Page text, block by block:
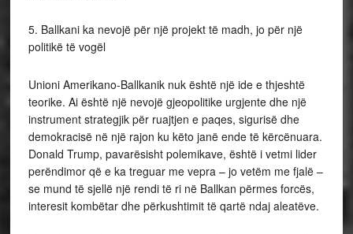
5. Ballkani ka nevojë për një projekt të madh, jo për një
politikë të vogël
Unioni Amerikano-Ballkanik nuk është një ide e thjeshtë
teorike. Ai është një nevojë gjeopolitike urgjente dhe një
instrument strategjik për ruajtjen e paqes, sigurisë dhe
demokracisë në një rajon ku këto janë ende të kërcënuara.
Donald Trump, pavarësisht polemikave, është i vetmi lider
perëndimor që e ka treguar me vepra – jo vetëm me fjalë –
se mund të sjellë një rendi të ri në Ballkan përmes forcës,
interesit kombëtar dhe përkushtimit të qartë ndaj aleatëve.